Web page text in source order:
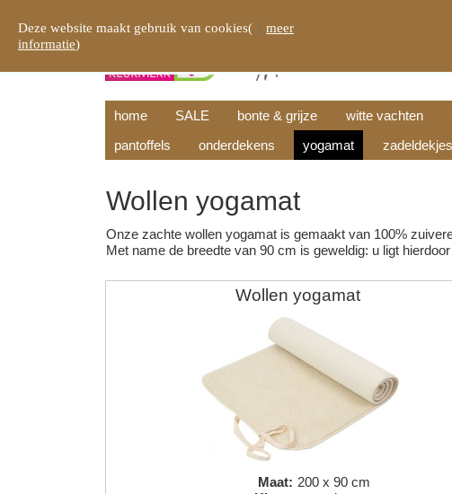
home SALE bonte & grijze witte vachten
pantoffels
onderdekens yogamat zadeldekjes
Wollen yogamat
Onze zachte wollen yogamat is gemaakt van 100%
Met name de breedte van 90 cm is geweldig: u ligt
Wollen yogamat
Maat: 200 x 90 cm
Deze website maakt gebruik van cookies(
meer
informatie)